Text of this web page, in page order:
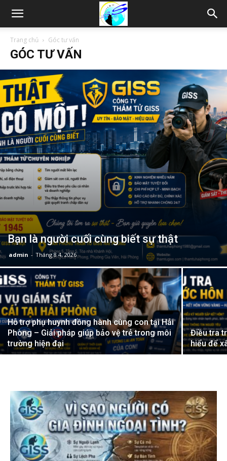
Thám
Hải
Phòng,
Tham
tu
Phong,
thám
Giss
Trang chủ Góc tư vấn
GÓC TƯ VẤN
Bạn là người cuối cùng biết sự thật
admin - Tháng 8 4, 2026
Hỗ trợ phụ huynh đồng hành cùng con tại Hải
Phòng – Giải pháp giúp bảo vệ trẻ trong môi
trường hiện đại
Điều tra
hiểu để